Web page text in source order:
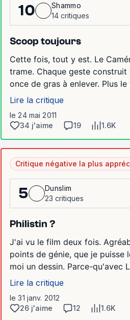
10
Shammo
14 critiques
Scoop toujours
Cette fois, tout y est. Le
trame. Chaque geste
once de gras à enlever. Plus
Lire la critique
le 24 mai 2011
34 j'aime
19 1.6K
Critique négative la plus
5
Dunslim
23 critiques
Philistin ?
J'ai vu le film deux fois.
points de génie, que je puisse
moi un dessin. Parce-qu'avec
Lire la critique
le 31 janv. 2012
26 j'aime
12 1.6K